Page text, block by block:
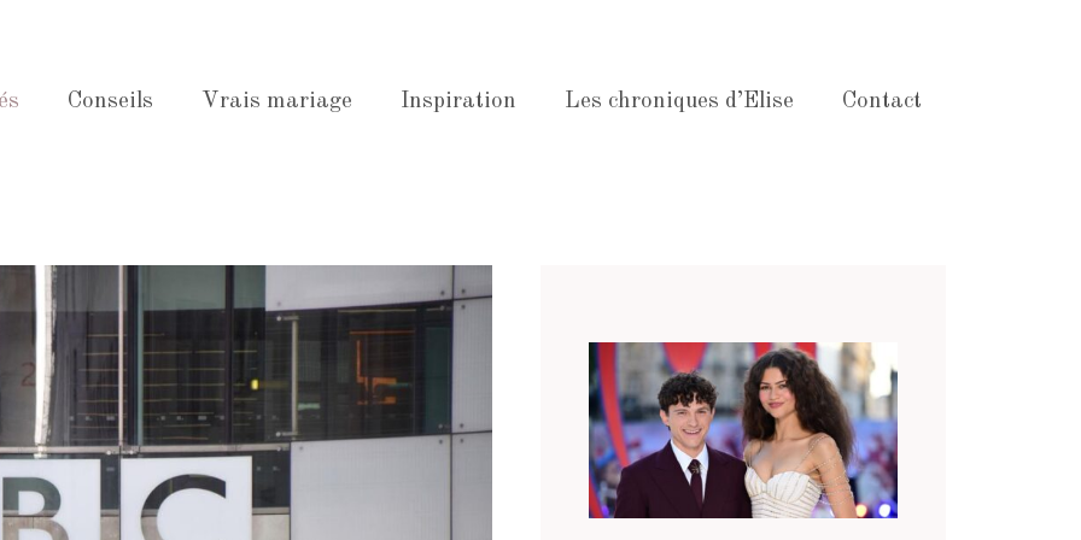
Conseils Vrais mariage Inspiration Les chroniques d’Elise Contact